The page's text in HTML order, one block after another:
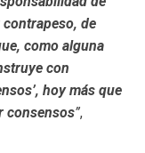
de
como alguna
con
hoy más que
consensos”,